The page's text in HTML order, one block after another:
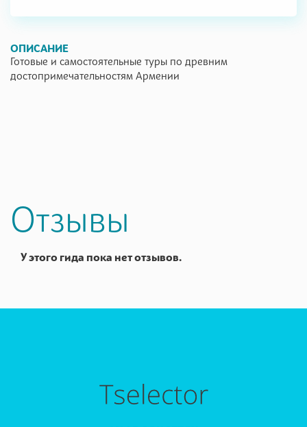
ОПИСАНИЕ
Готовые и самостоятельные туры по древним
достопримечательностям Армении
Отзывы
У этого гида пока нет отзывов.